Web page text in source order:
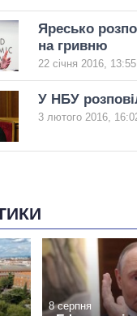
Яресько
на гривню
22 січня 2016, 13:55
У НБУ
3 лютого 2016,
8 серпня